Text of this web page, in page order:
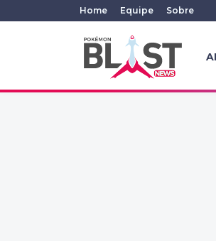
Home Equipe Sobre